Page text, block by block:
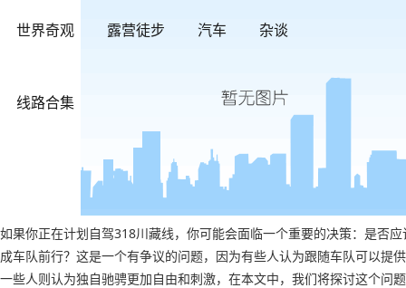
世界奇观 露营徒步 汽车 杂谈
线路合集
如果你正在计划自驾318川藏线，你可能会面临一个重要的决策：是否
成车队前行？这是一个有争议的问题，因为有些人认为跟随车队可以提
一些人则认为独自驰骋更加自由和刺激，在本文中，我们将探讨这个问